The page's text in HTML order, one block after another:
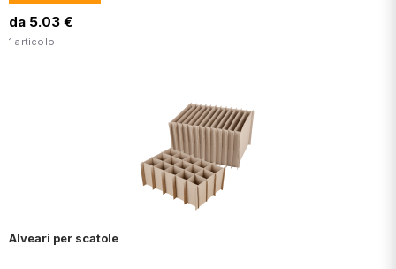
da 5.03 €
1 articolo
Alveari per scatole